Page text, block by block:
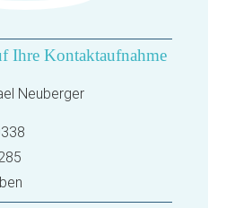
Ihre Kontaktaufnahme
Neuberger